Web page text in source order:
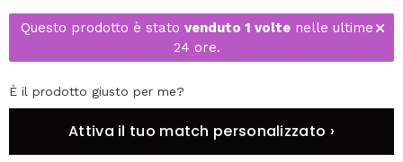
Questo prodotto è stato venduto 1 volte nelle ultime
24 ore.
È il prodotto giusto per me?
Attiva il tuo match personalizzato ›